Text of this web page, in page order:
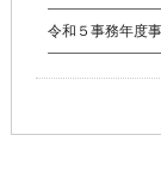
令和５事務年度